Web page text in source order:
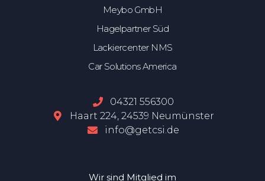
Meybo GmbH
Hagelpartner Süd
Lackiercenter NMS
Car Solutions America
04321 556300
Haart 224, 24539 Neumünster
info@getcsi.de
Wir sind Mitglied im